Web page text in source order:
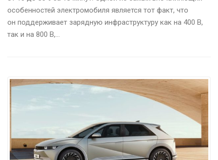
особенностей электромобиля является тот факт, что
он поддерживает зарядную инфраструктуру как на 400 В,
так и на 800 В,…